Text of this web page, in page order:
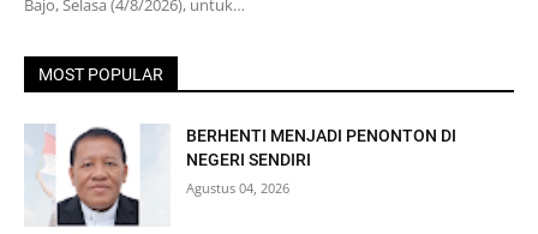
Bajo, Selasa (4/8/2026), untuk…
MOST POPULAR
BERHENTI MENJADI PENONTON DI
NEGERI SENDIRI
Agustus 04, 2026